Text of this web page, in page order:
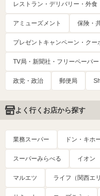
レストラン・デリバリー・外食
アミューズメント 保険・
プレゼントキャンペーン・クー
TV局・新聞社・フリーペーパ
政党・政治 郵便局
よく行くお店から探す
業務スーパー ドン・キホ
スーパーみらべる イオン
マルエツ ライフ（関西エリ